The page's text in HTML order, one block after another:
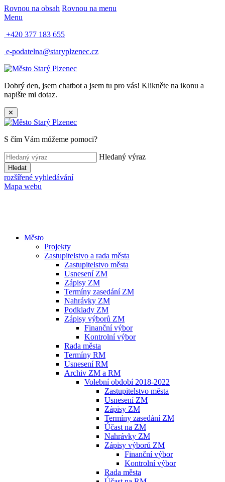
Rovnou na obsah Rovnou na menu
Menu
+420 377 183 655
e-podatelna@staryplzenec.cz
Dobrý den, jsem chatbot a jsem tu pro vás! Klikněte na ikonu a
napište mi dotaz.
✕
S čím Vám můžeme pomoci?
Hledaný výraz
Hledat
rozšířené vyhledávání
Mapa webu
Město
Projekty
Zastupitelstvo a rada města
Zastupitelstvo města
Usnesení ZM
Zápisy ZM
Termíny zasedání ZM
Nahrávky ZM
Podklady ZM
Zápisy výborů ZM
Finanční výbor
Kontrolní výbor
Rada města
Termíny RM
Usnesení RM
Archiv ZM a RM
Volební období 2018-2022
Zastupitelstvo města
Usnesení ZM
Zápisy ZM
Termíny zasedání ZM
Účast na ZM
Nahrávky ZM
Zápisy výborů ZM
Finanční výbor
Kontrolní výbor
Rada města